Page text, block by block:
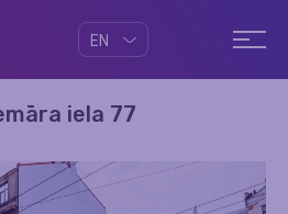
EN
iela 77